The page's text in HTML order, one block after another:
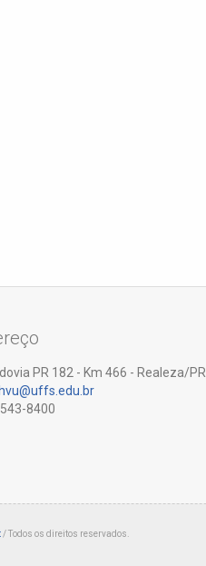
PR 182 - Km 466 - Realeza/PR
8400
/ Todos os direitos reservados.